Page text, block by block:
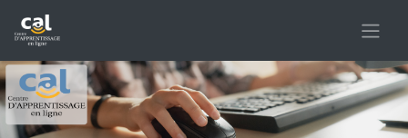
Passer au contenu principal